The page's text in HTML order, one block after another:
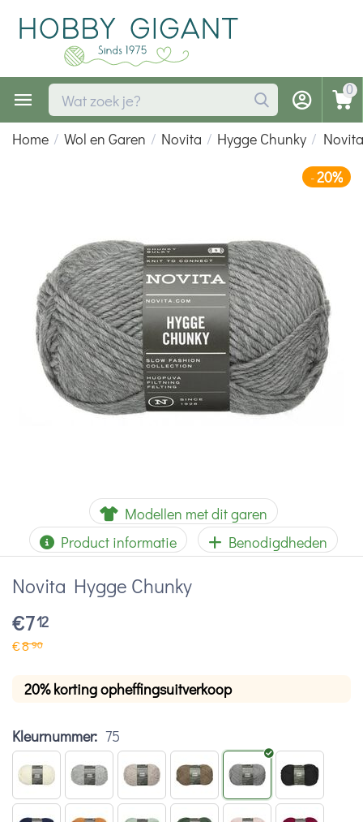
0
Home / Wol en Garen / Novita / Hygge Chunky /
-20%
Modellen met dit garen
Product informatie
Benodigdheden
Novita Hygge Chunky
€712
€890
20% korting opheffingsuitverkoop
Kleurnummer: 75